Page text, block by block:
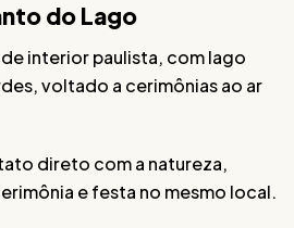
do Lago
interior paulista, com lago
voltado a cerimônias ao ar
direto com a natureza,
e festa no mesmo local.